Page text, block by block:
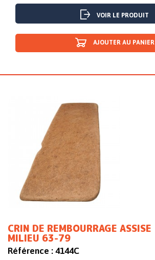
VOIR LE PRODUIT
AJOUTER AU PANIER
CRIN DE REMBOURRAGE ASSISE
MILIEU 63-79
Référence : 4144C